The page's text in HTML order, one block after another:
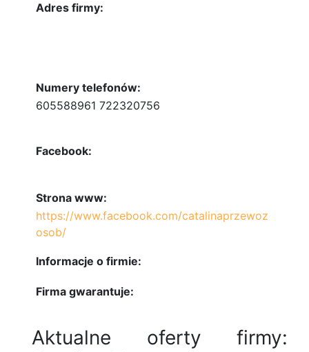
Adres firmy:
Numery telefonów:
605588961 722320756
Facebook:
Strona www:
https://www.facebook.com/catalinaprzewoz
osob/
Informacje o firmie:
Firma gwarantuje:
Aktualne oferty firmy: